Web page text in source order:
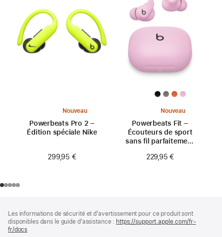
Nouveau
Powerbeats Pro 2 –
Édition spéciale Nike
299,95 €
Nouveau
Powerbeats Fit –
Écouteurs de sport
sans fil parfaitement
229,95 €
de
page
de
bas
Les informations de sécurité et d’avertissement pour ce produit sont
disponibles dans le guide d’assistance : https://support.apple.com/fr-
fr/docs